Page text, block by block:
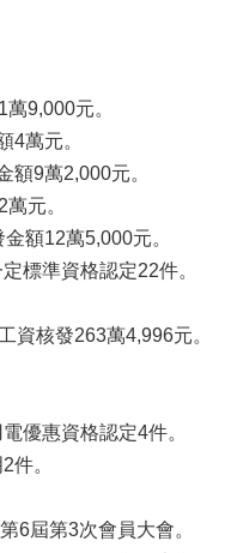
9,000元。
4萬元。
額9萬2,000元。
元。
額12萬5,000元。
標準資格認定22件。
資核發263萬4,996元。
優惠資格認定4件。
件。
6屆第3次會員大會。